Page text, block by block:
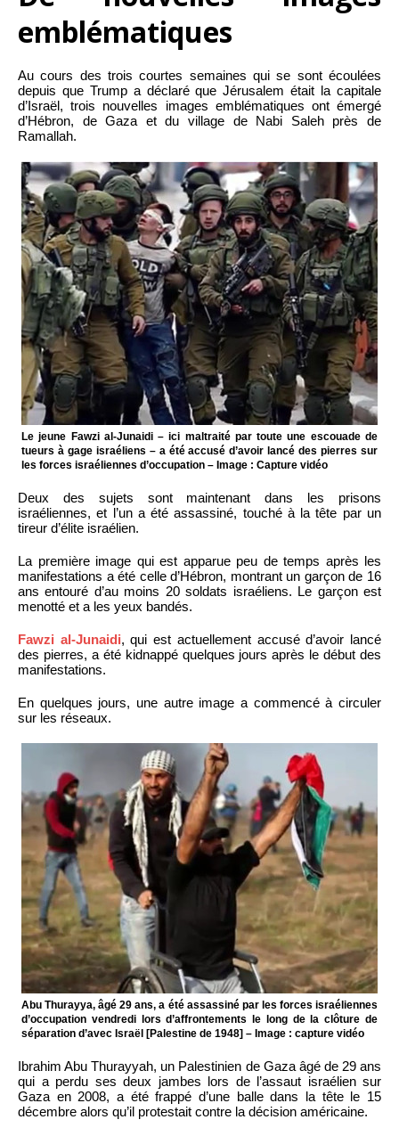
emblématiques
Au cours des trois courtes semaines qui se sont écoulées
depuis que Trump a déclaré que Jérusalem était la capitale
d’Israël, trois nouvelles images emblématiques ont émergé
d’Hébron, de Gaza et du village de Nabi Saleh près de
Ramallah.
Le jeune Fawzi al-Junaidi – ici maltraité par toute une escouade de
tueurs à gage israéliens – a été accusé d’avoir lancé des pierres sur
les forces israéliennes d’occupation – Image : Capture vidéo
Deux des sujets sont maintenant dans les prisons
israéliennes, et l’un a été assassiné, touché à la tête par un
tireur d’élite israélien.
La première image qui est apparue peu de temps après les
manifestations a été celle d’Hébron, montrant un garçon de 16
ans entouré d’au moins 20 soldats israéliens. Le garçon est
menotté et a les yeux bandés.
Fawzi al-Junaidi, qui est actuellement accusé d’avoir lancé
des pierres, a été kidnappé quelques jours après le début des
manifestations.
En quelques jours, une autre image a commencé à circuler
sur les réseaux.
Abu Thurayya, âgé 29 ans, a été assassiné par les forces israéliennes
d’occupation vendredi lors d’affrontements le long de la clôture de
séparation d’avec Israël [Palestine de 1948] – Image : capture vidéo
Ibrahim Abu Thurayyah, un Palestinien de Gaza âgé de 29 ans
qui a perdu ses deux jambes lors de l’assaut israélien sur
Gaza en 2008, a été frappé d’une balle dans la tête le 15
décembre alors qu’il protestait contre la décision américaine.